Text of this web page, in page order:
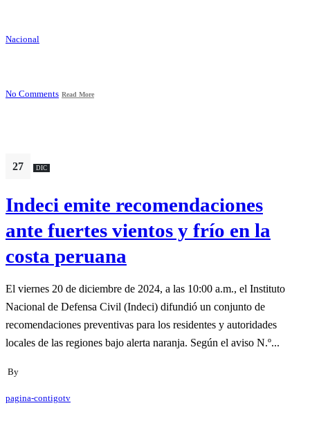
Nacional
No Comments Read More
27 DIC
Indeci emite recomendaciones
ante fuertes vientos y frío en la
costa peruana
El viernes 20 de diciembre de 2024, a las 10:00 a.m., el Instituto
Nacional de Defensa Civil (Indeci) difundió un conjunto de
recomendaciones preventivas para los residentes y autoridades
locales de las regiones bajo alerta naranja. Según el aviso N.º...
By
pagina-contigotv